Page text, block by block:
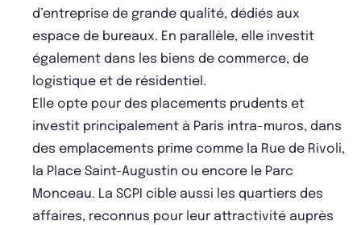
d’entreprise de grande qualité, dédiés aux
espace de bureaux. En parallèle, elle investit
également dans les biens de commerce, de
logistique et de résidentiel.
Elle opte pour des placements prudents et
investit principalement à Paris intra-muros, dans
des emplacements prime comme la Rue de Rivoli,
la Place Saint-Augustin ou encore le Parc
Monceau. La SCPI cible aussi les quartiers des
affaires, reconnus pour leur attractivité auprès